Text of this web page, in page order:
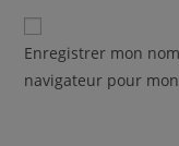
Enregistrer mon
navigateur pour